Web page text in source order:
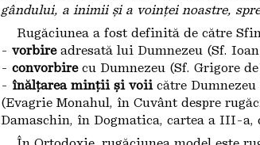
gândului, a inimii și a voinței noastre,
Rugăciunea a fost definită de către
- vorbireadresată lui Dumnezeu (Sf.
- convorbirecu Dumnezeu (Sf. Grigore
- înălțarea minții și voii către Dumnezeu
(Evagrie Monahul, în Cuvânt despre
Damaschin, în Dogmatica, cartea a III-a,